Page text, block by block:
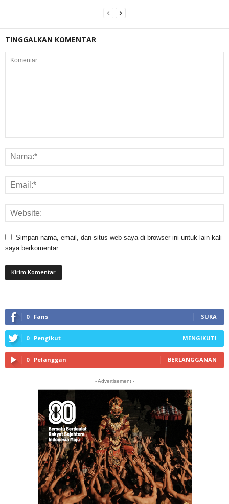
TINGGALKAN KOMENTAR
Simpan nama, email, dan situs web saya di browser ini untuk lain kali
saya berkomentar.
0 Fans SUKA
0 Pengikut MENGIKUTI
0 Pelanggan BERLANGGANAN
- Advertisement -